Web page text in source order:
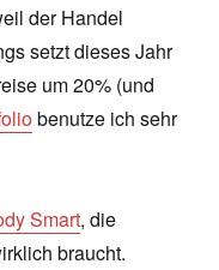
der Handel
setzt dieses Jahr
um 20% (und
benutze ich sehr
Smart, die
braucht.